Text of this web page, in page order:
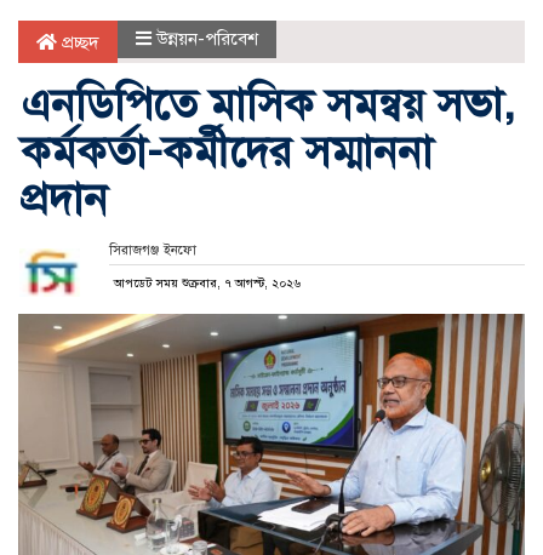
প্রচ্ছদ উন্নয়ন-পরিবেশ
এনডিপিতে মাসিক সমন্বয় সভা,
কর্মকর্তা-কর্মীদের সম্মাননা
প্রদান
সিরাজগঞ্জ ইনফো
আপডেট সময় শুক্রবার, ৭ আগস্ট, ২০২৬